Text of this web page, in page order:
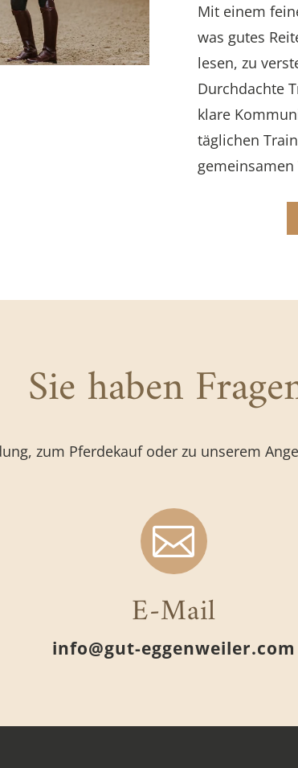
Mit einem
was gutes
lesen, zu
Durchdachte
klare
täglichen
Sie haben
zum Pferdekauf oder zu unserem

E-Mail
info@gut-eggenweiler.com